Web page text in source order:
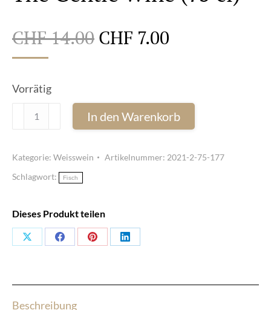
CHF14.00 Ursprünglicher
CHF 14.00
CHF 7.00
CHF 7.00.
Vorrätig
Gentle
Weiss
-
Gentle
Wine
(75
In den Warenkorb
Kategorie: Weisswein Artikelnummer: 2021-2-75-177
Schlagwort:
Fisch
Dieses Produkt teilen
Share
Share
Share
Share
Beschreibung